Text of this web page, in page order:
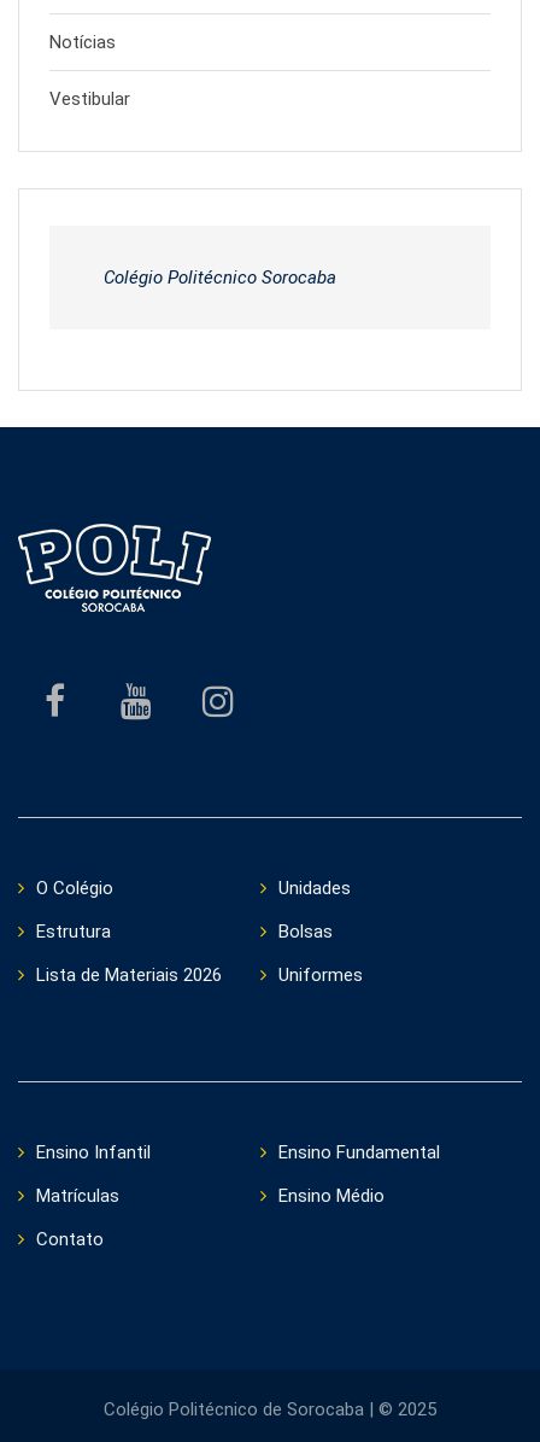
Notícias
Vestibular
Colégio Politécnico Sorocaba
O Colégio
Unidades
Estrutura
Bolsas
Lista de Materiais 2026
Uniformes
Ensino Infantil
Ensino Fundamental
Matrículas
Ensino Médio
Contato
Colégio Politécnico de Sorocaba | © 2025